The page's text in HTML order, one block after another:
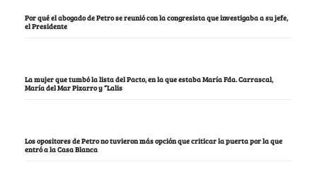
Por qué el abogado de Petro se reunió con la congresista que investigaba a su jefe,
el Presidente
La mujer que tumbó la lista del Pacto, en la que estaba María Fda. Carrascal,
María del Mar Pizarro y “Lalis
Los opositores de Petro no tuvieron más opción que criticar la puerta por la que
entró a la Casa Blanca